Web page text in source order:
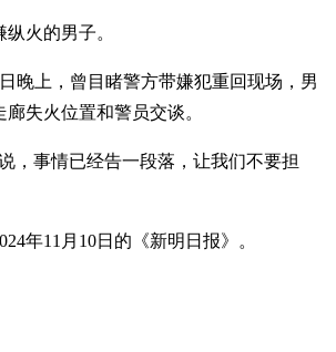
火的男子。
晚上，曾目睹警方带嫌犯重回现场，男
失火位置和警员交谈。
，事情已经告一段落，让我们不要担
年11月10日的《新明日报》。